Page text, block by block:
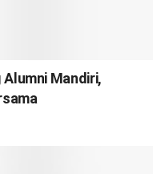
Alumni Mandiri,